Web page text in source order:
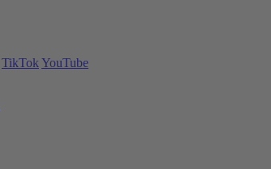
TikTok YouTube